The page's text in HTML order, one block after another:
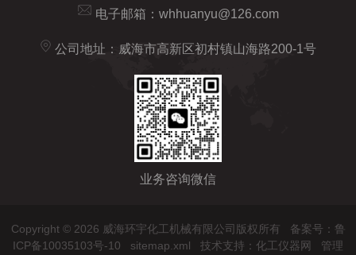
电子邮箱： whhuanyu@126.com
公司地址：威海市高新区初村镇山海路200-1号
业务咨询微信
Copyright © 2026 威海环宇化工机械有限公司版权所有 备案号：鲁
ICP备10035103号-10
sitemap.xml 技术支持： 化工仪器网 管理